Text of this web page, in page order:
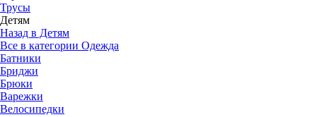
Трусы
Детям
Назад в Детям
Все в категории Одежда
Батники
Бриджи
Брюки
Варежки
Велосипедки